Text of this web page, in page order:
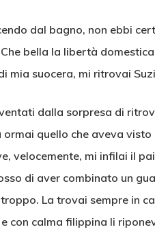
dal bagno, non ebbi
bella la libertà
mia suocera, mi ritrovai
dalla sorpresa di
quello che aveva
velocemente, mi infilai il
di aver combinato un
La trovai sempre in
con calma filippina li